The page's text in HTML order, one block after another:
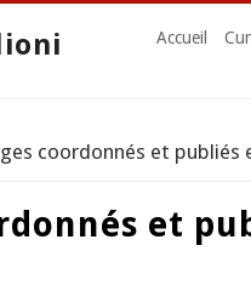
Accueil
coordonnés et publiés
et